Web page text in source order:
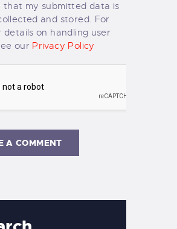
that my submitted data is
and stored. For
on handling user
our Privacy Policy